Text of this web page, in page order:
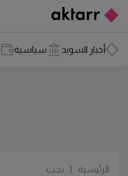
أخبار السويد سياسية
الرئيسية بحث